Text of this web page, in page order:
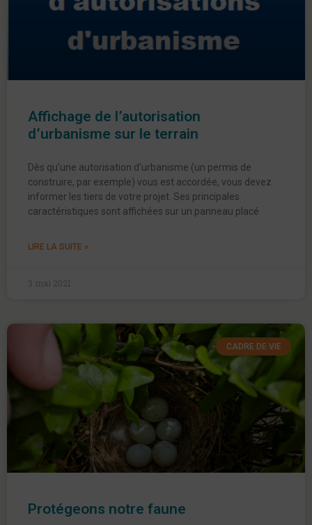
Affichage de l’autorisation
d’urbanisme sur le terrain
Dès qu’une autorisation d’urbanisme (un permis de
construire, par exemple) vous est accordée, vous devez
informer les tiers de votre projet. Ses principales
caractéristiques sont affichées sur un panneau placé
LIRE LA SUITE »
3 mai 2021
CADRE DE VIE
Protégeons notre faune